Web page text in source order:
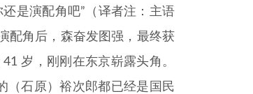
是演配角吧”（译者注：主语
配角后，森奋发图强，最终获
岁，刚刚在东京崭露头角。
（石原）裕次郎都已经是国民